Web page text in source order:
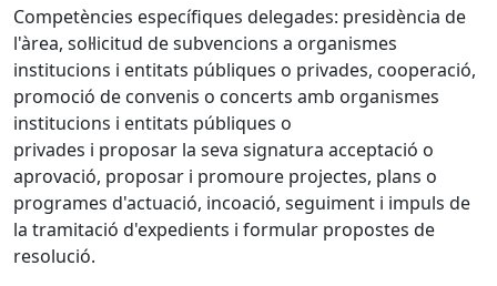
Competències específiques delegades: presidència de
l'àrea, sol·licitud de subvencions a organismes
institucions i entitats públiques o privades, cooperació,
promoció de convenis o concerts amb organismes
institucions i entitats públiques o
privades i proposar la seva signatura acceptació o
aprovació, proposar i promoure projectes, plans o
programes d'actuació, incoació, seguiment i impuls de
la tramitació d'expedients i formular propostes de
resolució.